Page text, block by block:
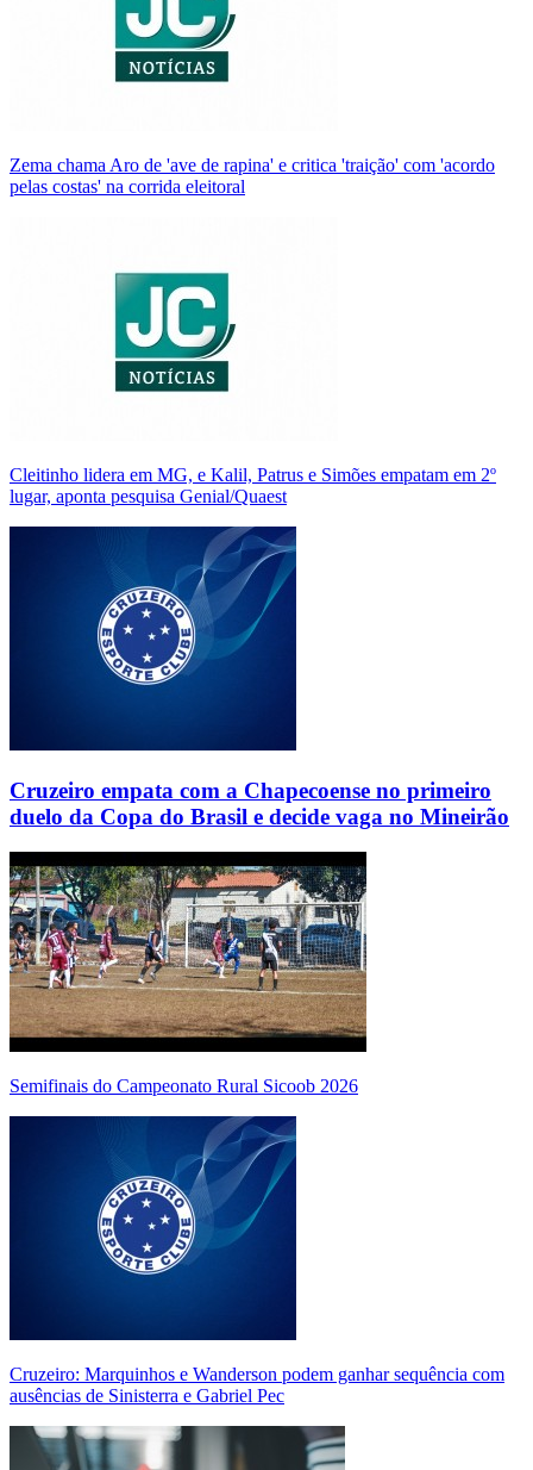
Zema chama Aro de 'ave de rapina' e critica 'traição' com 'acordo
pelas costas' na corrida eleitoral
Cleitinho lidera em MG, e Kalil, Patrus e Simões empatam em 2º
lugar, aponta pesquisa Genial/Quaest
Cruzeiro empata com a Chapecoense no primeiro
duelo da Copa do Brasil e decide vaga no Mineirão
Semifinais do Campeonato Rural Sicoob 2026
Cruzeiro: Marquinhos e Wanderson podem ganhar sequência com
ausências de Sinisterra e Gabriel Pec